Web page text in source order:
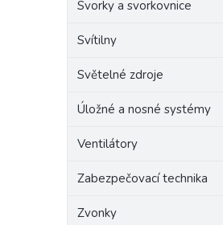
Svorky a svorkovnice
Svítilny
Světelné zdroje
Úložné a nosné systémy
Ventilátory
Zabezpečovací technika
Zvonky